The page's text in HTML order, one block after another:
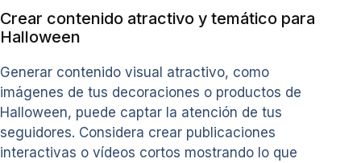
Crear contenido atractivo y temático para
Halloween
Generar contenido visual atractivo, como
imágenes de tus decoraciones o productos de
Halloween, puede captar la atención de tus
seguidores. Considera crear publicaciones
interactivas o vídeos cortos mostrando lo que